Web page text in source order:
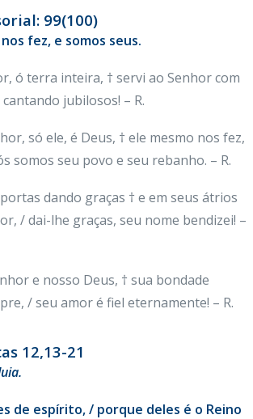
99(100)
fez, e somos seus.
ó terra inteira, † servi ao Senhor com
jubilosos! – R.
só ele, é Deus, † ele mesmo nos fez,
somos seu povo e seu rebanho. – R.
dando graças † e em seus átrios
/ dai-lhe graças, seu nome bendizei! –
e nosso Deus, † sua bondade
/ seu amor é fiel eternamente! – R.
12,13-21
de espírito, / porque deles é o Reino